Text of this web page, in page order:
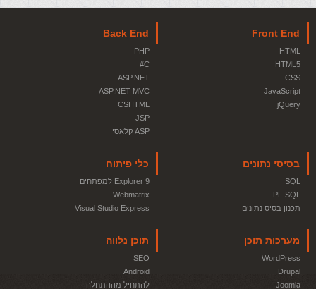
Front End
HTML
HTML5
CSS
JavaScript
jQuery
Back End
PHP
C#
ASP.NET
ASP.NET MVC
CSHTML
JSP
ASP קלאסי
בסיסי נתונים
SQL
PL-SQL
תכנון בסיס נתונים
כלי פיתוח
Explorer 9 למפתחים
Webmatrix
Visual Studio Express
מערכות תוכן
WordPress
Drupal
Joomla
תוכן נלווה
SEO
Android
להתחיל מההתחלה